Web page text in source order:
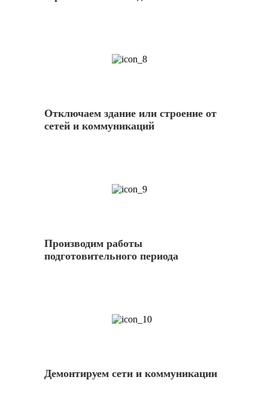
Отключаем здание или строение от
сетей и коммуникаций
Производим работы
подготовительного периода
Демонтируем сети и коммуникации